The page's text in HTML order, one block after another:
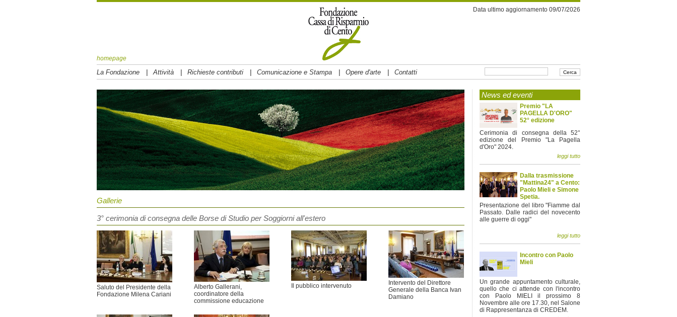
homepage
Data ultimo aggiornamento 09/07/2026
La Fondazione | Attività | Richieste contributi | Comunicazione e Stampa | Opere d'arte | Contatti
Gallerie
3° cerimonia di consegna delle Borse di Studio per Soggiorni all'estero
Saluto del Presidente della
Fondazione Milena Cariani
Alberto Gallerani,
coordinatore della
commissione educazione
Il pubblico intervenuto
Intervento del Direttore
Generale della Banca Ivan
Damiano
News ed eventi
Premio "LA
PAGELLA D'ORO"
52° edizione
Cerimonia di consegna della 52°
edizione del Premio "La Pagella
d'Oro" 2024.
leggi tutto
Dalla trasmissione
"Mattina24" a Cento:
Paolo Mieli e Simone
Spetia.
Presentazione del libro "Fiamme dal
Passato. Dalle radici del novecento
alle guerre di oggi"
leggi tutto
Incontro con Paolo
Mieli
Un grande appuntamento culturale,
quello che ci attende con l'incontro
con Paolo MIELI il prossimo 8
Novembre alle ore 17.30, nel Salone
di Rappresentanza di CREDEM.